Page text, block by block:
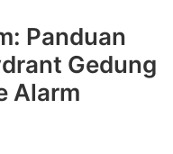
Panduan
Gedung
Alarm